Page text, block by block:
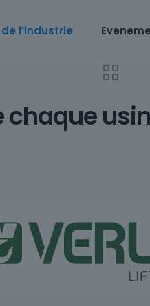
l’industrie
chaque